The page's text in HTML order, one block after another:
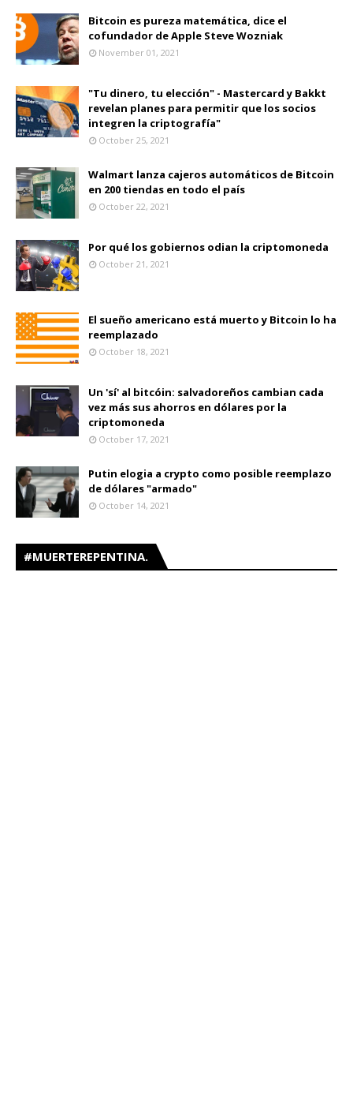
Bitcoin es pureza matemática, dice el
cofundador de Apple Steve Wozniak
November 01, 2021
"Tu dinero, tu elección" - Mastercard y Bakkt
revelan planes para permitir que los socios
integren la criptografía"
October 25, 2021
Walmart lanza cajeros automáticos de Bitcoin
en 200 tiendas en todo el país
October 22, 2021
Por qué los gobiernos odian la criptomoneda
October 21, 2021
El sueño americano está muerto y Bitcoin lo ha
reemplazado
October 18, 2021
Un 'sí' al bitcóin: salvadoreños cambian cada
vez más sus ahorros en dólares por la
criptomoneda
October 17, 2021
Putin elogia a crypto como posible reemplazo
de dólares "armado"
October 14, 2021
#MUERTEREPENTINA.